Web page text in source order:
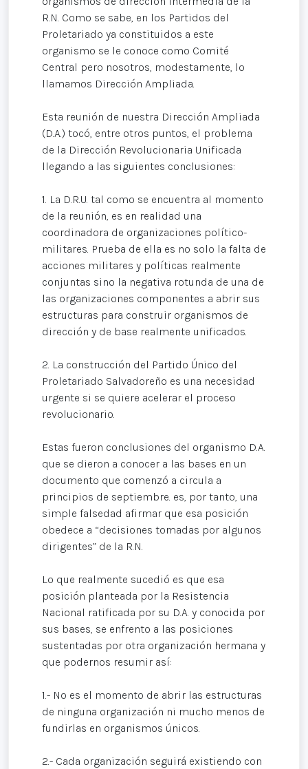
R.N. Como se sabe, en los Partidos del
Proletariado ya constituidos a este
organismo se le conoce como Comité
Central pero nosotros, modestamente, lo
llamamos Dirección Ampliada.
Esta reunión de nuestra Dirección Ampliada
(D.A.) tocó, entre otros puntos, el problema
de la Dirección Revolucionaria Unificada
llegando a las siguientes conclusiones:
1. La D.R.U. tal como se encuentra al momento
de la reunión, es en realidad una
coordinadora de organizaciones político-
militares. Prueba de ella es no solo la falta de
acciones militares y políticas realmente
conjuntas sino la negativa rotunda de una de
las organizaciones componentes a abrir sus
estructuras para construir organismos de
dirección y de base realmente unificados.
2. La construcción del Partido Único del
Proletariado Salvadoreño es una necesidad
urgente si se quiere acelerar el proceso
revolucionario.
Estas fueron conclusiones del organismo D.A.
que se dieron a conocer a las bases en un
documento que comenzó a circula a
principios de septiembre. es, por tanto, una
simple falsedad afirmar que esa posición
obedece a “decisiones tomadas por algunos
dirigentes” de la R.N.
Lo que realmente sucedió es que esa
posición planteada por la Resistencia
Nacional ratificada por su D.A. y conocida por
sus bases, se enfrento a las posiciones
sustentadas por otra organización hermana y
que podernos resumir así:
1.- No es el momento de abrir las estructuras
de ninguna organización ni mucho menos de
fundirlas en organismos únicos.
2.- Cada organización seguirá existiendo con